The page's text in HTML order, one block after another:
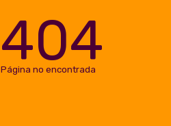
404
Página no encontrada